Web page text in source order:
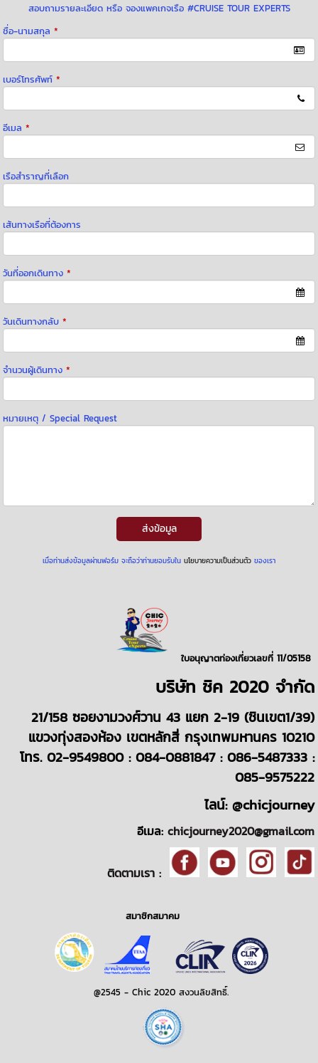
สอบถามรายละเอียด หรือ จองแพคเกจเรือ #CRUISE TOUR EXPERTS
ชื่อ-นามสกุล *
เบอร์โทรศัพท์ *
อีเมล *
เรือสำราญที่เลือก
เส้นทางเรือที่ต้องการ
วันที่ออกเดินทาง *
วันเดินทางกลับ *
จำนวนผู้เดินทาง *
หมายเหตุ / Special Request
ส่งข้อมูล
เมื่อท่านส่งข้อมูลผ่านฟอร์ม จะถือว่าท่านยอมรับใน นโยบายความเป็นส่วนตัว ของเรา
ใบอนุญาตท่องเที่ยวเลขที่ 11/05158
บริษัท ชิค 2020 จำกัด
21/158 ซอยงามวงศ์วาน 43 แยก 2-19 (ชินเขต1/39)
แขวงทุ่งสองห้อง เขตหลักสี่ กรุงเทพมหานคร 10210
โทร. 02-9549800 : 084-0881847 : 086-5487333 :
085-9575222
ไลน์: @chicjourney
อีเมล: chicjourney2020@gmail.com
ติดตามเรา :
สมาชิกสมาคม
@2545 - Chic 2020 สงวนลิขสิทธิ์.